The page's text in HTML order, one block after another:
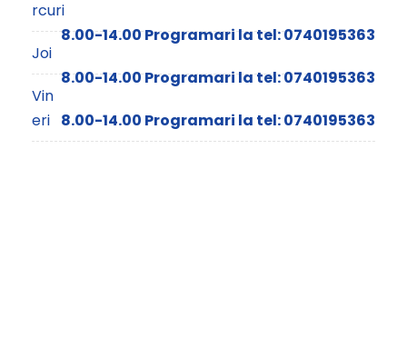
rcuri
8.00-14.00 Programari la tel: 0740195363
Joi
8.00-14.00 Programari la tel: 0740195363
Vin
eri 8.00-14.00 Programari la tel: 0740195363